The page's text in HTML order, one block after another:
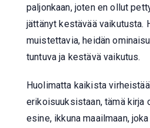
paljonkaan, joten en ollut
jättänyt kestävää vaikutusta.
muistettavia, heidän
tuntuva ja kestävä vaikutus.
Huolimatta kaikista
erikoisuuksistaan, tämä kirja
esine, ikkuna maailmaan,